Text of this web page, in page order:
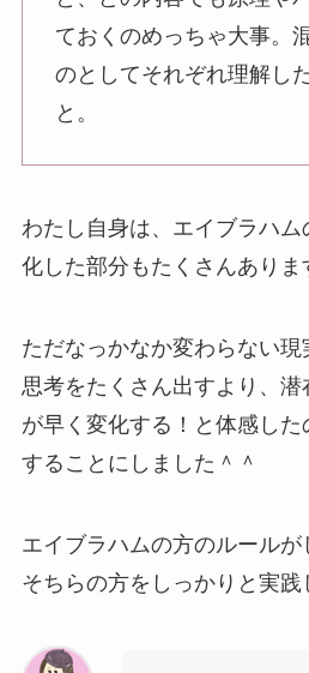
ておくのめっちゃ大事。
のとしてそれぞれ理解し
と。
わたし自身は、エイブラハ
化した部分もたくさんありま
ただなっかなか変わらない
思考をたくさん出すより、潜
が早く変化する！と体感した
することにしました＾＾
エイブラハムの方のルールが
そちらの方をしっかりと実践